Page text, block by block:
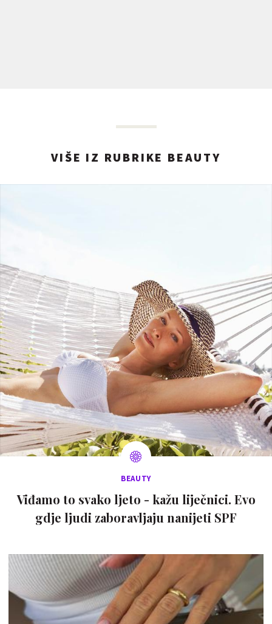
VIŠE IZ RUBRIKE BEAUTY
BEAUTY
Viđamo to svako ljeto - kažu liječnici. Evo
gdje ljudi zaboravljaju nanijeti SPF